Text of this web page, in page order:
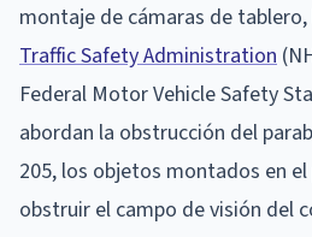
montaje de cámaras de tablero,
Traffic Safety Administration
Federal Motor Vehicle Safety
abordan la obstrucción del
205, los objetos montados en
obstruir el campo de visión del